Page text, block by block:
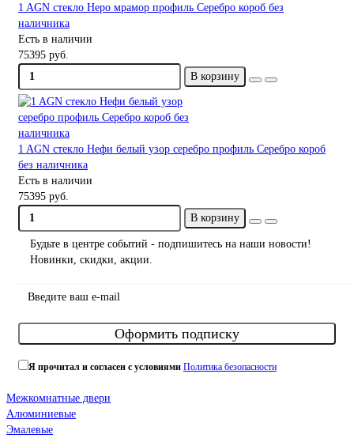
1 AGN стекло Неро мрамор профиль Серебро короб без
наличника
Есть в наличии
75395 руб.
В корзину
1 AGN стекло Нефи белый узор серебро профиль Серебро короб
без наличника
Есть в наличии
75395 руб.
В корзину
Будьте в центре событий - подпишитесь на наши новости!
Новинки, скидки, акции.
Оформить подписку
Я прочитал и согласен с условиями Политика безопасности
Межкомнатные двери
Алюминиевые
Эмалевые